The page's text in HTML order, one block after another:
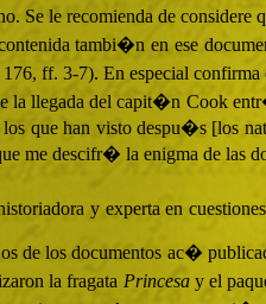
Se le recomienda de
tambi�n en ese
ff. 3-7). En especial
la llegada del capit�n Cook
los que han visto despu�s [los
me descifr� la enigma de las
y experta en
de los documentos ac�
la fragata Princesay el